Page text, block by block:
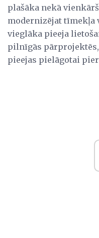
plašāka nekā
modernizējat tīmekļa
vieglāka pieeja
pilnīgās
pieejas pielāgotai